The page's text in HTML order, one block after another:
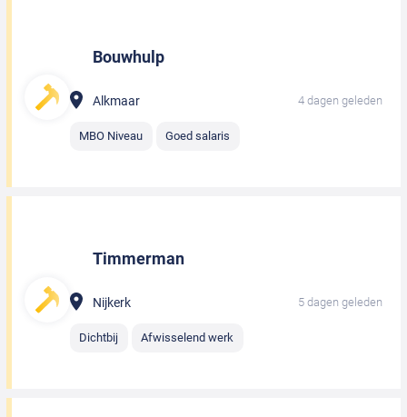
Bouwhulp
Alkmaar 4 dagen geleden
MBO Niveau Goed salaris
Timmerman
Nijkerk 5 dagen geleden
Dichtbij Afwisselend werk